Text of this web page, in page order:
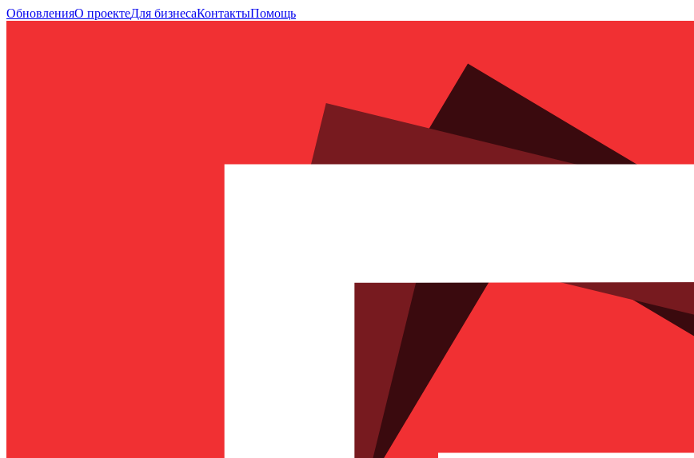
ОбновленияО проектеДля бизнесаКонтактыПомощь